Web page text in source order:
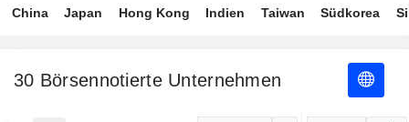
China Japan Hong Kong Indien Taiwan Südkorea
30 Börsennotierte Unternehmen